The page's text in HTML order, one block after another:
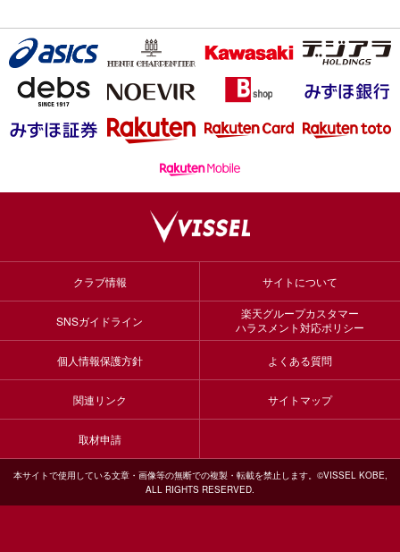
クラブ情報 サイトについて
SNSガイドライン
楽天グループカスタマー
ハラスメント対応ポリシー
個人情報保護方針 よくある質問
関連リンク サイトマップ
取材申請
本サイトで使用している文章・画像等の無断での複製・転載を禁止します。©VISSEL KOBE,
ALL RIGHTS RESERVED.